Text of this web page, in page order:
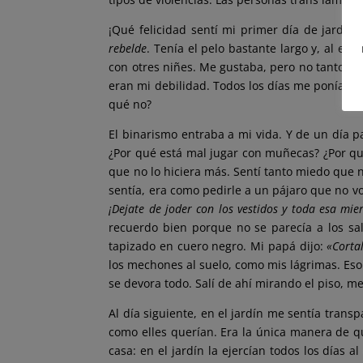
¡Qué felicidad sentí mi primer día de
rebelde. Tenía el pelo bastante largo y, al
con otres niñes. Me gustaba, pero no tanto
eran mi debilidad. Todos los días me ponía
qué no?
El binarismo entraba a mi vida. Y de un día
¿Por qué está mal jugar con muñecas? ¿Por
que no lo hiciera más. Sentí tanto miedo que
sentía, era como pedirle a un pájaro que no
¡Dejate de joder con los vestidos y toda esa
recuerdo bien porque no se parecía a los
tapizado en cuero negro. Mi papá dijo:
los mechones al suelo, como mis lágrimas.
se devora todo. Salí de ahí mirando el piso,
Al día siguiente, en el jardín me sentía
como elles querían. Era la única manera de
casa: en el jardín la ejercían todos los días